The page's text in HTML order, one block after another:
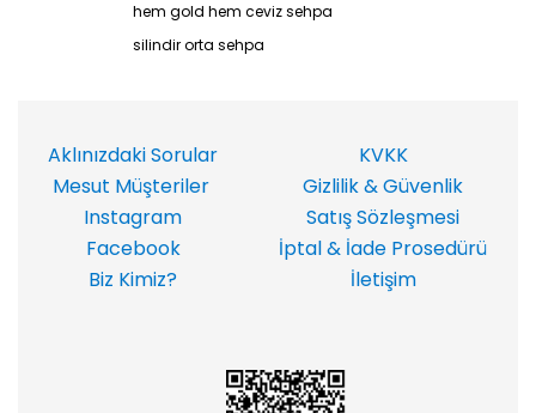
hem gold hem ceviz sehpa
silindir orta sehpa
Aklınızdaki Sorular
KVKK
Mesut Müşteriler
Gizlilik & Güvenlik
Instagram
Satış Sözleşmesi
Facebook
İptal & İade Prosedürü
Biz Kimiz?
İletişim